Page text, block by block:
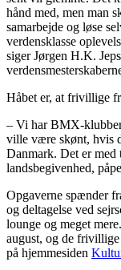
hånd med, men man
samarbejde og løse
verdensklasse
siger Jørgen H.K.
Håbet er, at frivillige
– Vi har BMX-klubber
ville være skønt, hvis
Danmark. Det er med
landsbegivenhed,
Opgaverne spænder
og deltagelse ved
lounge og meget
august, og de
på hjemmesiden